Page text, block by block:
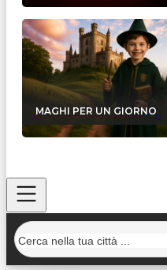
MAGHI PER UN GIORNO